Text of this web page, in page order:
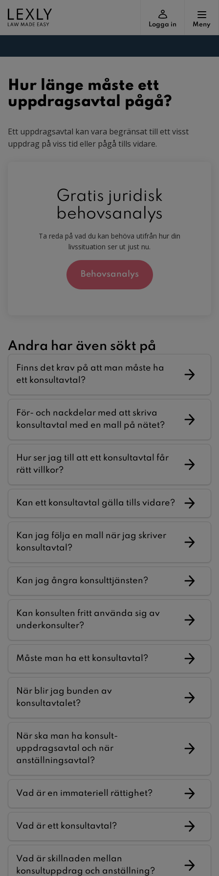
Logga in Meny
Hur länge måste ett
uppdragsavtal pågå?
Ett uppdragsavtal kan vara begränsat till ett visst
uppdrag på viss tid eller pågå tills vidare.
Gratis juridisk
behovsanalys
Ta reda på vad du kan behöva utifrån hur din
livssituation ser ut just nu.
Behovsanalys
Andra har även sökt på
Finns det krav på att man måste ha
ett konsultavtal?
För- och nackdelar med att skriva
konsultavtal med en mall på nätet?
Hur ser jag till att ett konsultavtal får
rätt villkor?
Kan ett konsultavtal gälla tills vidare?
Kan jag följa en mall när jag skriver
konsultavtal?
Kan jag ångra konsulttjänsten?
Kan konsulten fritt använda sig av
underkonsulter?
Måste man ha ett konsultavtal?
När blir jag bunden av
konsultavtalet?
När ska man ha konsult-
uppdragsavtal och när
anställningsavtal?
Vad är en immateriell rättighet?
Vad är ett konsultavtal?
Vad är skillnaden mellan
konsultuppdrag och anställning?